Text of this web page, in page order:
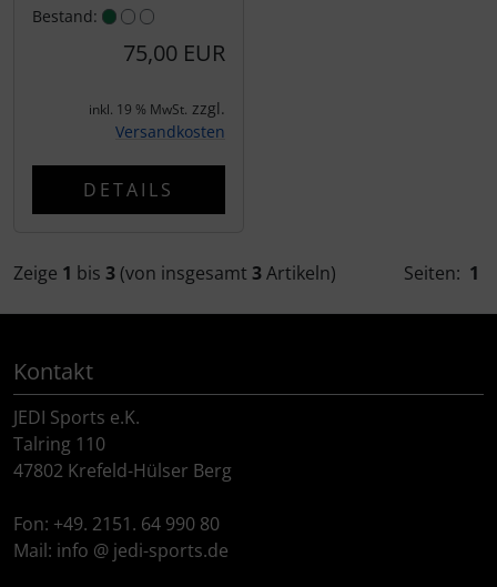
Bestand:
75,00 EUR
inkl. 19 % MwSt. zzgl.
Versandkosten
DETAILS
Zeige 1 bis 3 (von insgesamt 3Artikeln) Seiten: 1
Kontakt
JEDI Sports e.K.
Talring 110
47802 Krefeld-Hülser Berg
Fon: +49. 2151. 64 990 80
Mail: info @ jedi-sports.de